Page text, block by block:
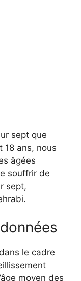
sept que
18 ans, nous
âgées
souffrir de
sept,
le cadre
moyen des